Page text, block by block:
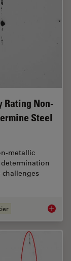
Rating Non-
Steel
metallic